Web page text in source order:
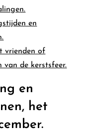
en
vrienden of
van de kerstsfeer.
en
het